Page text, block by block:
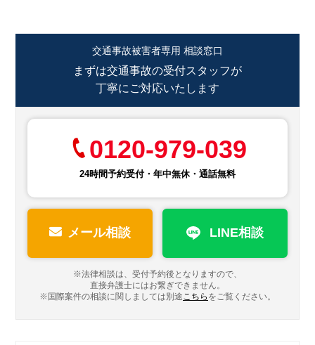
交通事故被害者専用 相談窓口
まずは交通事故の受付スタッフが
丁寧にご対応いたします
0120-979-039
24時間予約受付・年中無休・通話無料
メール相談 LINE相談
※法律相談は、受付予約後となりますので、
直接弁護士にはお繋ぎできません。
※国際案件の相談に関しましては別途 こちら をご覧ください。